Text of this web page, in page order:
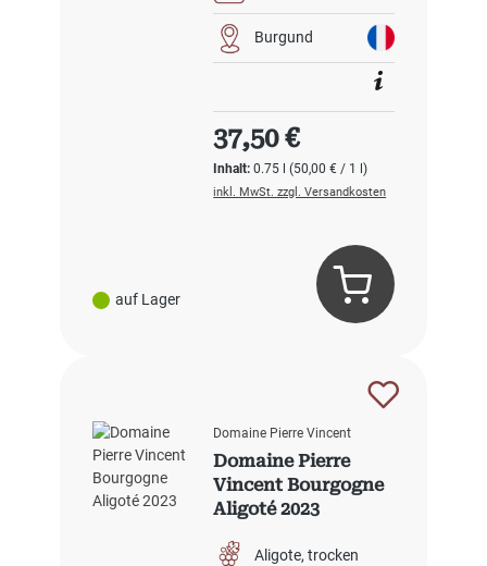
auf Lager
Burgund
Inhalt:0.75 l(50,00 € / 1 l)
Regulärer Preis:
37,50 €
inkl. MwSt. zzgl. Versandkosten
Domaine Pierre Vincent
Domaine Pierre
Vincent Bourgogne
Aligoté 2023
Aligote trocken